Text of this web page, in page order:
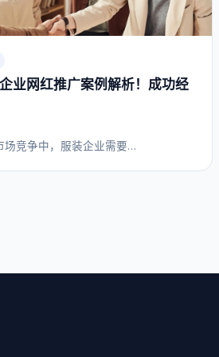
业网红推广案例解析！成功经
场竞争中，服装企业需要…